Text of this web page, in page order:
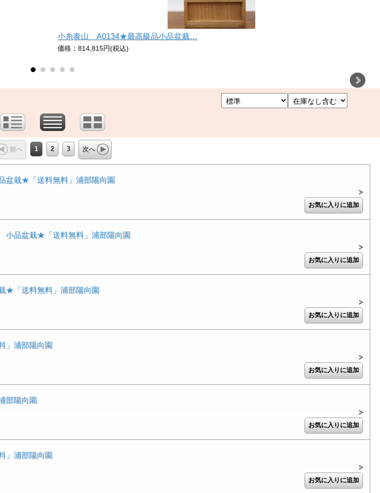
小糸泰山 A0134★最高級品小品盆栽…
価格：814,815円(税込)
前へ 1 2 3 次へ
栽★「送料無料」浦部陽向園
品盆栽★「送料無料」浦部陽向園
「送料無料」浦部陽向園
浦部陽向園
陽向園
浦部陽向園